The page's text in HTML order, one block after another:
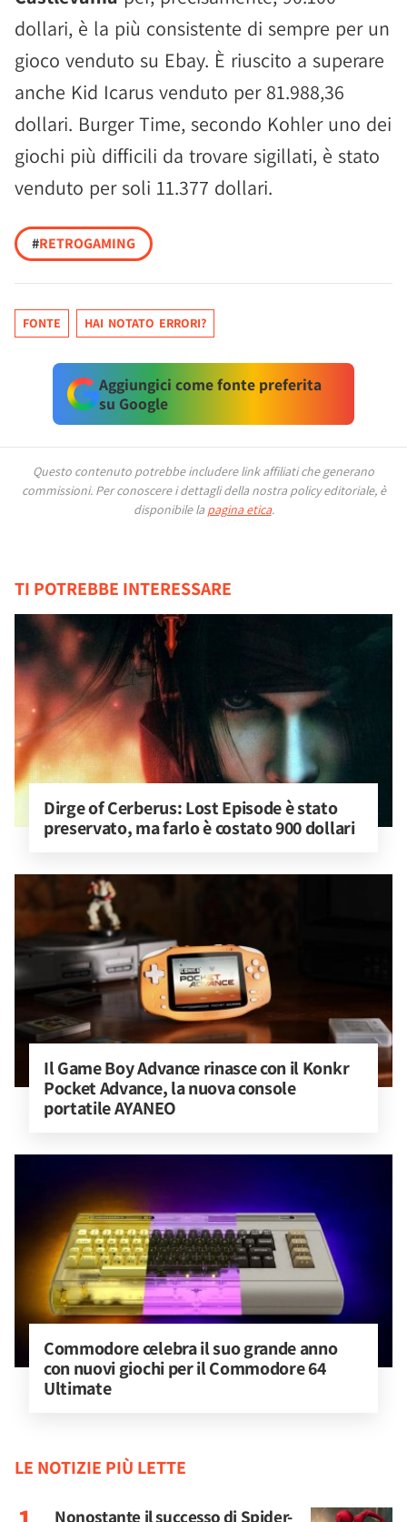
dollari, è la più consistente di sempre per un
gioco venduto su Ebay. È riuscito a superare
anche Kid Icarus venduto per 81.988,36
dollari. Burger Time, secondo Kohler uno dei
giochi più difficili da trovare sigillati, è stato
venduto per soli 11.377 dollari.
#RETROGAMING
FONTE HAI NOTATO ERRORI?
Aggiungici come fonte preferita
su Google
Questo contenuto potrebbe includere link affiliati che generano
commissioni. Per conoscere i dettagli della nostra policy editoriale, è
disponibile la pagina etica.
TI POTREBBE INTERESSARE
Dirge of Cerberus: Lost Episode è stato
preservato, ma farlo è costato 900 dollari
Il Game Boy Advance rinasce con il Konkr
Pocket Advance, la nuova console
portatile AYANEO
Commodore celebra il suo grande anno
con nuovi giochi per il Commodore 64
Ultimate
LE NOTIZIE PIÙ LETTE
Nonostante il successo di Spider-